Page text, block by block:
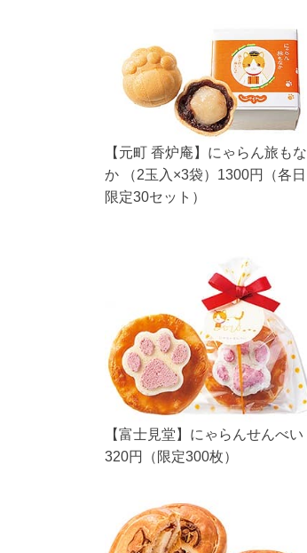
【元町 香炉庵】にゃらん旅もな
か （2玉入×3袋）1300円（各日
限定30セット）
【富士見堂】にゃらんせんべい
320円（限定300枚）